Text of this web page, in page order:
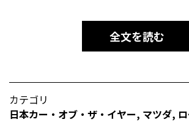
全文を読む
カテゴリ
日本カー・オブ・ザ・イヤー, マツダ,